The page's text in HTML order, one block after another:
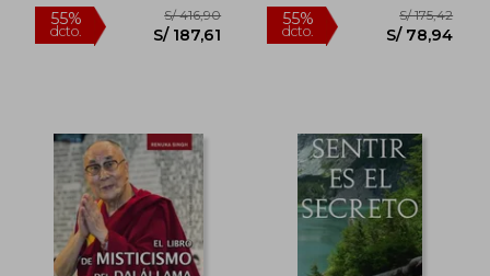
Tapa Blanda, Nuevo
Nuevo